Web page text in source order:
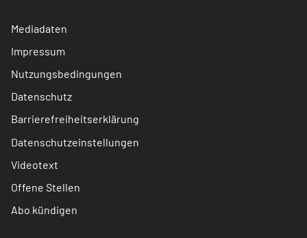
Mediadaten
Impressum
Nutzungsbedingungen
Datenschutz
Barrierefreiheitserklärung
Datenschutzeinstellungen
Videotext
Offene Stellen
Abo kündigen